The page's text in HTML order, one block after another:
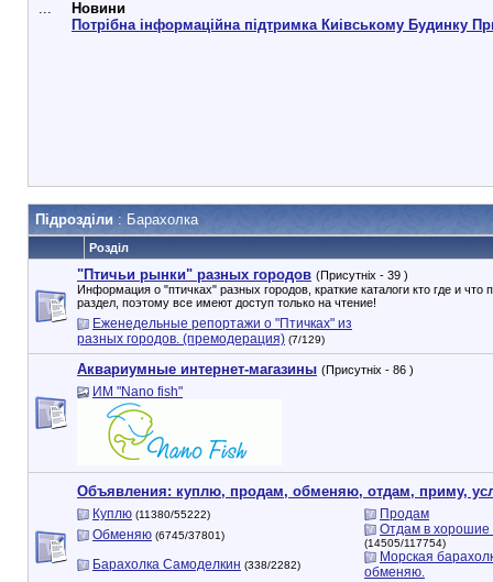
...
Новини
Потрібна інформаційна підтримка Киівському Будинку
Підрозділи : Барахолка
Розділ
"Птичьи рынки" разных городов (Присутніх - 39 )
Информация о "птичках" разных городов, краткие каталоги кто где и
раздел, поэтому все имеют доступ только на чтение!
Еженедельные репортажи о "Птичках" из
разных городов. (премодерация) (7/129)
Аквариумные интернет-магазины (Присутніх - 86 )
ИМ "Nano fish"
Объявления: куплю, продам, обменяю, отдам, приму,
Куплю (11380/55222)
Продам
Обменяю (6745/37801) Отдам в хорошие
(14505/117754)
Барахолка Самоделкин (338/2282)
Морская
обменяю.